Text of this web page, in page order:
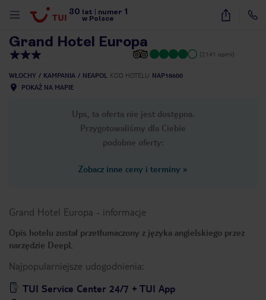
30 lat numer 1
w Polsce
23
Grand Hotel Europa
(2141 opinii)
WŁOCHY KAMPANIA NEAPOL KOD HOTELU NAP18600
POKAŻ NA MAPIE
Ups, ta oferta nie jest dostępna.
Przygotowaliśmy dla Ciebie
podobne oferty:
Zobacz inne ceny i terminy »
Grand Hotel Europa - informacje
Opis hotelu został przetłumaczony z języka angielskiego przez
narzędzie DeepL
Najpopularniejsze udogodnienia:
TUI Service Center 24/7 + TUI App